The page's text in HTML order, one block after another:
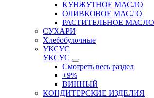
КУНЖУТНОЕ МАСЛО
ОЛИВКОВОЕ МАСЛО
РАСТИТЕЛЬНОЕ МАСЛО
СУХАРИ
Хлебобулочные
УКСУС
УКСУС
Смотреть весь раздел
+9%
ВИННЫЙ
КОНДИТЕРСКИЕ ИЗДЕЛИЯ